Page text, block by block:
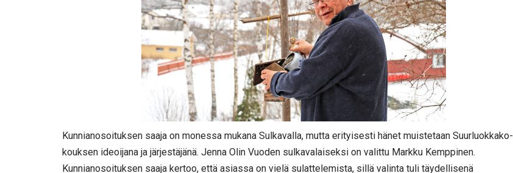
Kunnianosoituksen saaja on monessa mukana Sulkavalla, mutta erityisesti hänet muistetaan Suurluokkako-
kouksen ideoijana ja järjestäjänä. Jenna Olin Vuoden sulkavalaiseksi on valittu Markku Kemppinen.
Kunnianosoituksen saaja kertoo, että asiassa on vielä sulattelemista, sillä valinta tuli täydellisenä